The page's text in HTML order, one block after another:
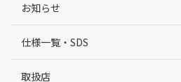
お知らせ
仕様一覧・SDS
取扱店